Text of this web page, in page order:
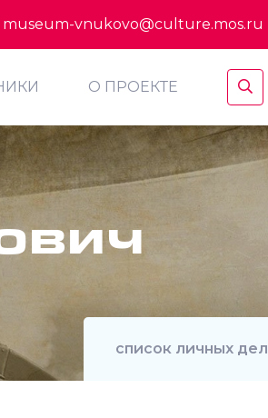
museum-vnukovo@culture.mos.ru
О ПРОЕКТЕ
список личных дел